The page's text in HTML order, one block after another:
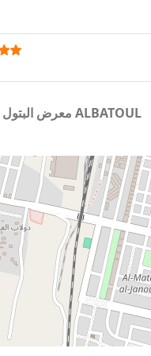
معرض البتول ALBATOUL